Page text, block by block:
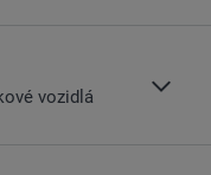
vozidlá